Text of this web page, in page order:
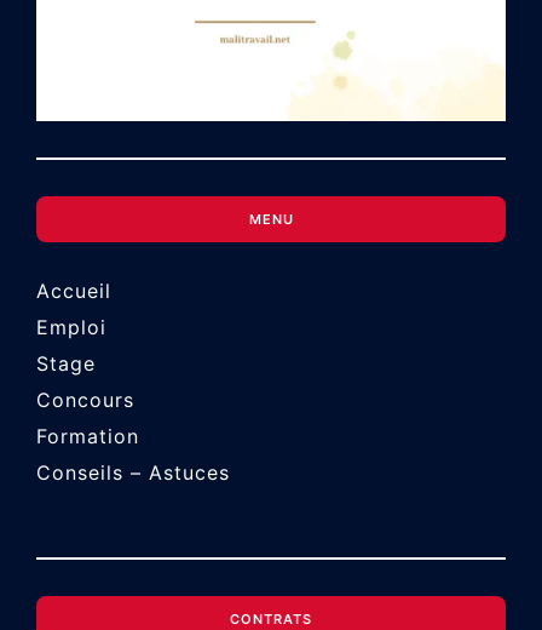
MENU
Accueil
Emploi
Stage
Concours
Formation
Conseils – Astuces
CONTRATS